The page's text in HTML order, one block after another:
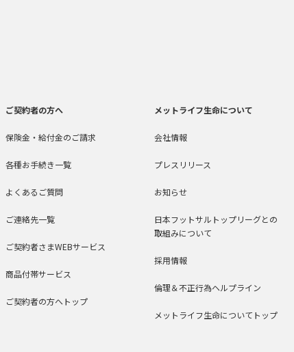
ご契約者の方へ
保険金・給付金のご請求
各種お手続き一覧
よくあるご質問
ご連絡先一覧
ご契約者さまWEBサービス
商品付帯サービス
ご契約者の方へトップ
メットライフ生命について
会社情報
プレスリリース
お知らせ
日本フットサルトップリーグとの
取組みについて
採用情報
倫理＆不正行為ヘルプライン
メットライフ生命についてトップ